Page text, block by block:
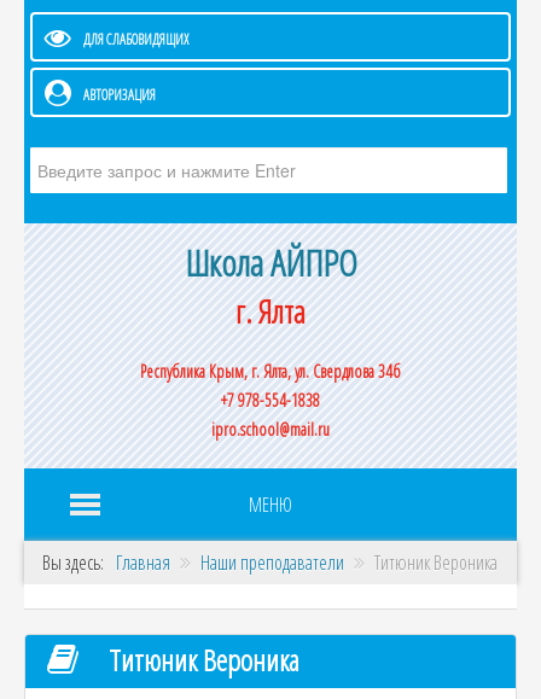
ДЛЯ СЛАБОВИДЯЩИХ
АВТОРИЗАЦИЯ
Школа АЙПРО
г. Ялта
Республика Крым, г. Ялта, ул. Свердлова 34б
+7 978-554-1838
ipro.school@mail.ru
МЕНЮ
Вы здесь: Главная Наши преподаватели Титюник Вероника
Титюник Вероника